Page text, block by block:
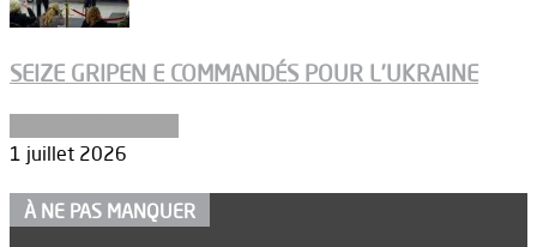
SEIZE GRIPEN E COMMANDÉS POUR L’UKRAINE
1 juillet 2026
À NE PAS MANQUER